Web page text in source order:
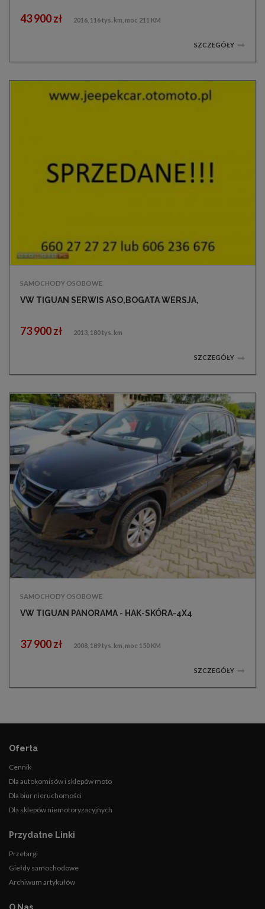
43 900 zł 2016, 116 tys. km, moc 211 KM
SZCZEGÓŁY
SAMOCHODY OSOBOWE
VW TIGUAN SERWIS ASO,BOGATA WERSJA,
73 900 zł 2013, 180 tys. km
SZCZEGÓŁY
SAMOCHODY OSOBOWE
VW TIGUAN PANORAMA - HAK-SKÓRA-4X4
37 900 zł 2008, 189 tys. km, moc 150 KM
SZCZEGÓŁY
Oferta
Cennik
Dla autokomisów i sklepów moto
Dla biur nieruchomości
Dla sklepów niemotoryzacyjnych
Przydatne Linki
Przetargi
Giełdy samochodowe
Archiwum artykułów
O Nas